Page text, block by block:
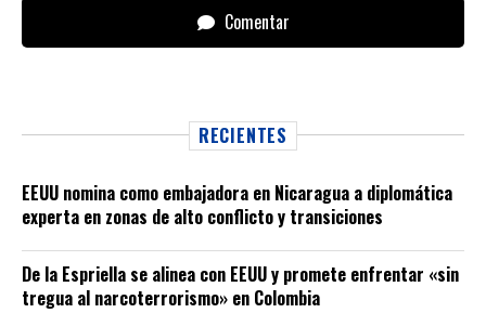
Comentar
RECIENTES
EEUU nomina como embajadora en Nicaragua a diplomática
experta en zonas de alto conflicto y transiciones
De la Espriella se alinea con EEUU y promete enfrentar «sin
tregua al narcoterrorismo» en Colombia